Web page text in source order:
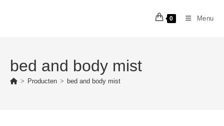
0 Menu
bed and body mist
> Producten > bed and body mist